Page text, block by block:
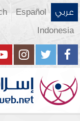
عربي Español
Indonesia